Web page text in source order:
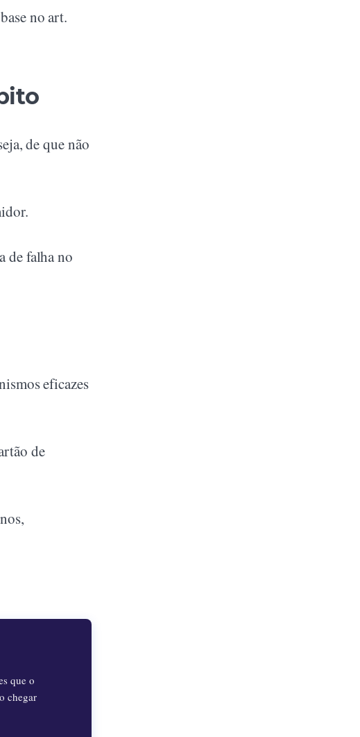
no art.
de que não
de falha no
eficazes
de
que o
chegar